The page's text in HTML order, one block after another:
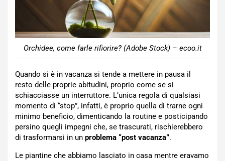
Orchidee, come farle rifiorire? (Adobe Stock) – ecoo.it
Quando si è in vacanza si tende a mettere in pausa il
resto delle proprie abitudini, proprio come se si
schiacciasse un interruttore. L’unica regola di qualsiasi
momento di “stop”, infatti, è proprio quella di trarne ogni
minimo beneficio, dimenticando la routine e posticipando
persino quegli impegni che, se trascurati, rischierebbero
di trasformarsi in un problema “post vacanza”.
Le piantine che abbiamo lasciato in casa mentre eravamo